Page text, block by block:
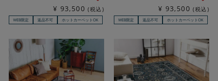
¥ 93,500 税込
WEB限定 返品不可 ホットカーペットOK
¥ 93,500 税込
WEB限定 返品不可 ホットカーペットOK